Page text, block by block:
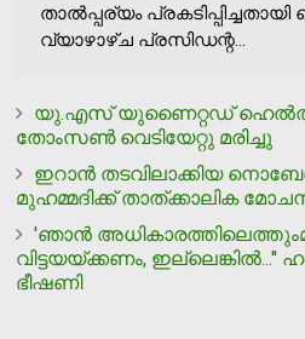
താൽപ്പര്യം
വ്യാഴാഴ്ച പ്രസിഡന്റ...
യു.എസ് യുണൈറ്റഡ്
തോംസണ്‍ വെടിയേറ്റു മരിച്ചു
ഇറാന്‍ തടവിലാക്കിയ
മുഹമ്മദിക്ക് താത്ക്കാലിക
'ഞാന്‍
വിട്ടയയ്ക്കണം, ഇല്ലെങ്കില്‍...''
ഭീഷണി